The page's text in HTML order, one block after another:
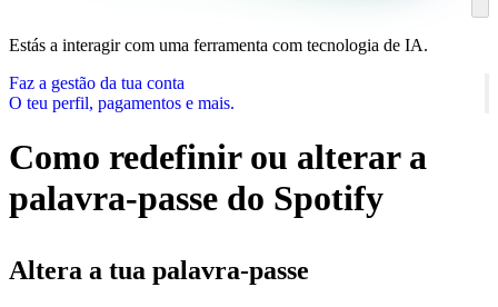
Estás a interagir com uma ferramenta com tecnologia de IA.
Faz a gestão da tua conta
O teu perfil, pagamentos e mais.
Como redefinir ou alterar a
palavra-passe do Spotify
Altera a tua palavra-passe